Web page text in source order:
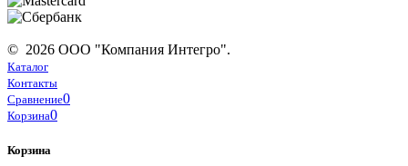
© 2026 ООО "Компания Интегро".
Каталог
Контакты
Сравнение0
Корзина0
Корзина